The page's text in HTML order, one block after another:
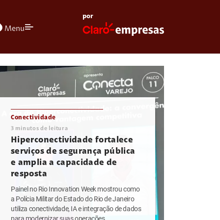
Menu
por
Conectividade
3 minutos de leitura
Hiperconectividade fortalece
serviços de segurança pública
e amplia a capacidade de
resposta
Painel no Rio Innovation Week mostrou como
a Polícia Militar do Estado do Rio de Janeiro
utiliza conectividade, IA e integração de dados